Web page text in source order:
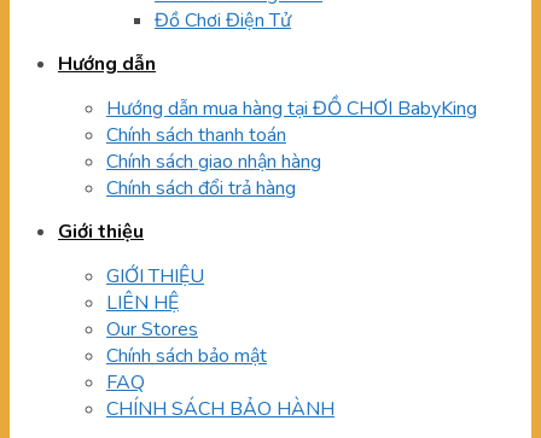
Đồ Chơi Điện Tử
Hướng dẫn
Hướng dẫn mua hàng tại ĐỒ CHƠI BabyKing
Chính sách thanh toán
Chính sách giao nhận hàng
Chính sách đổi trả hàng
Giới thiệu
GIỚI THIỆU
LIÊN HỆ
Our Stores
Chính sách bảo mật
FAQ
CHÍNH SÁCH BẢO HÀNH